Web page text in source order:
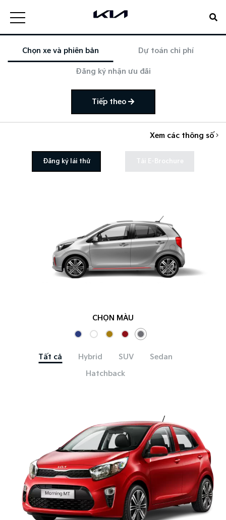
Chọn xe và phiên bản Dự toán chi phí
Đăng ký nhận ưu đãi
Tiếp theo
Xem các thông số
Đăng ký lái thử Tải E-Brochure
CHỌN MÀU
Tất cả Hybrid SUV
Sedan
Hatchback